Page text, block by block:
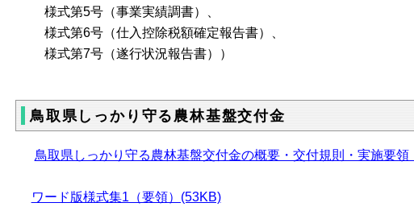
様式第5号（事業実績調書）、
様式第6号（仕入控除税額確定報告書）、
様式第7号（遂行状況報告書））
鳥取県しっかり守る農林基盤交付金
鳥取県しっかり守る農林基盤交付金の概要・交付規則・実施要領
ワード版様式集1（要領）(53KB)